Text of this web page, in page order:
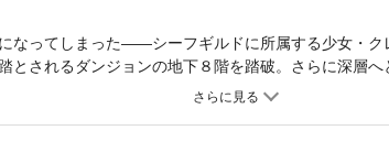
ってしまった――シーフギルドに所属する少女・ク
とされるダンジョンの地下８階を踏破。さらに深層へ
使いで!? 双見酔が描く、秘められし迷宮の裏側の世界